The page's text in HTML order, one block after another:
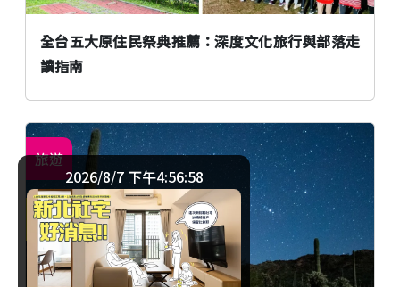
全台五大原住民祭典推薦：深度文化旅行與部落走
讀指南
旅遊
歐美
2026/8/7 下午4:56:59